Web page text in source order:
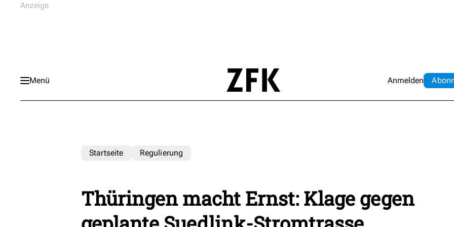
Menü Anmelden Abo
Startseite Regulierung
Thüringen macht Ernst: Klage gegen